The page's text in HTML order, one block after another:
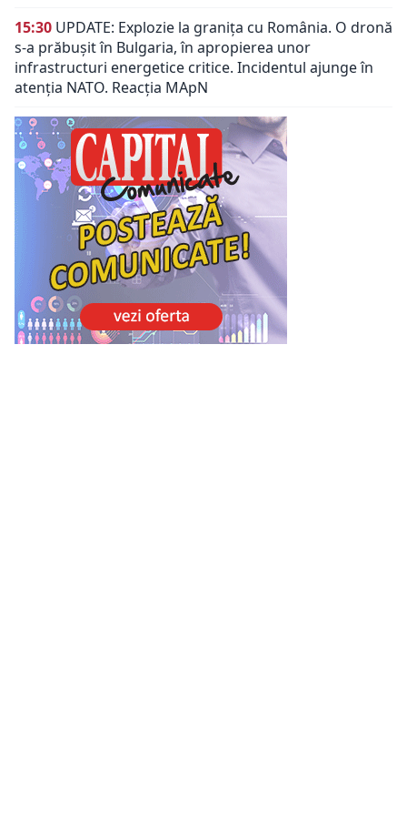
15:30 UPDATE: Explozie la granița cu România. O dronă
s-a prăbușit în Bulgaria, în apropierea unor
infrastructuri energetice critice. Incidentul ajunge în
atenția NATO. Reacția MApN